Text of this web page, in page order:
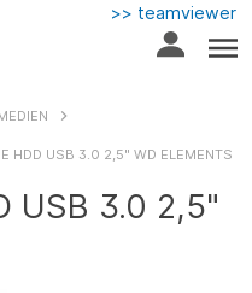
>> teamviewer
HDD USB 3.0 2,5" WD ELEMENTS
USB 3.0 2,5"